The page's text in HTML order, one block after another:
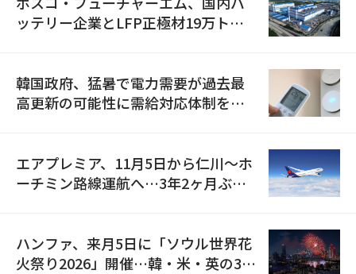
ッテリー企業とLFP正極材19万トン
韓国政府、猛暑で電力需要が過去最
高更新の可能性に需給対応体制を点
エアプレミア、11月5日から仁川〜ホ
ーチミン路線運航へ…3年2ヶ月ぶり
ハンファ、来月5日に「ソウル世界花
火祭り2026」開催…韓・米・英の3カ